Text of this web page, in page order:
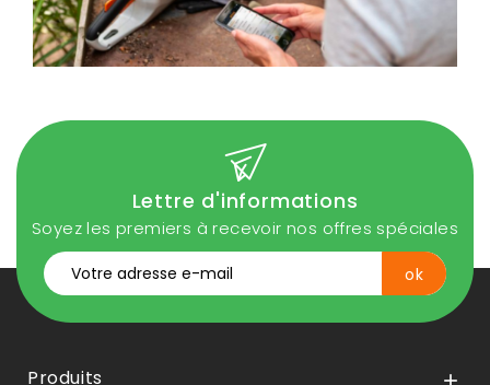
Lettre d'informations
Soyez les premiers à recevoir nos offres spéciales
Produits